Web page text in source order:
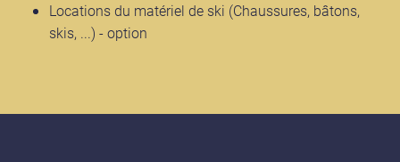
Locations du matériel de ski (Chaussures, bâtons,
skis, ...) - option